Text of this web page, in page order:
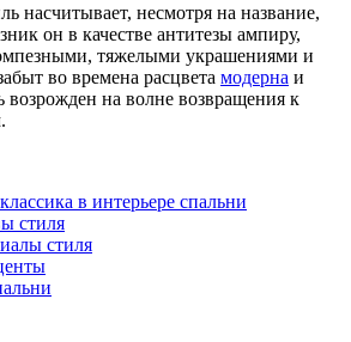
насчитывает, несмотря на название,
он в качестве антитезы ампиру,
тяжелыми украшениями и
во времена расцвета модерна и
возрожден на волне возвращения к
в интерьере спальни
стиля
стиля